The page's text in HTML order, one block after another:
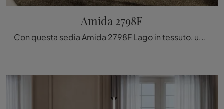
Amida 2798F
Con questa sedia Amida 2798F Lago in tessuto, una tra le nostre sedute fisse moderne, potrai impreziosire i tuoi interni.